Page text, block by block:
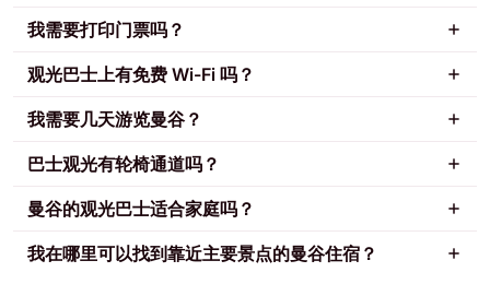
我需要打印门票吗？
观光巴士上有免费 Wi-Fi 吗？
我需要几天游览曼谷？
巴士观光有轮椅通道吗？
曼谷的观光巴士适合家庭吗？
我在哪里可以找到靠近主要景点的曼谷住宿？